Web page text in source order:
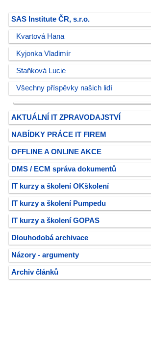
SAS Institute ČR, s.r.o.
Kvartová Hana
Kyjonka Vladimír
Staňková Lucie
Všechny příspěvky našich lidí
AKTUÁLNÍ IT ZPRAVODAJSTVÍ
NABÍDKY PRÁCE IT FIREM
OFFLINE A ONLINE AKCE
DMS / ECM správa dokumentů
IT kurzy a školení OKškolení
IT kurzy a školení Pumpedu
IT kurzy a školení GOPAS
Dlouhodobá archivace
Názory - argumenty
Archiv článků